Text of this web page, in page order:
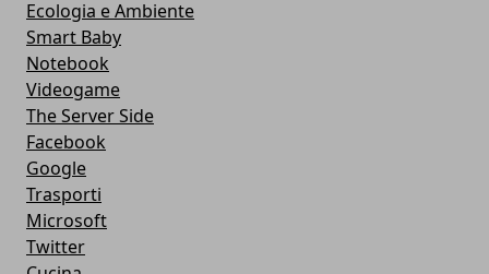
Ecologia e Ambiente
Smart Baby
Notebook
Videogame
The Server Side
Facebook
Google
Trasporti
Microsoft
Twitter